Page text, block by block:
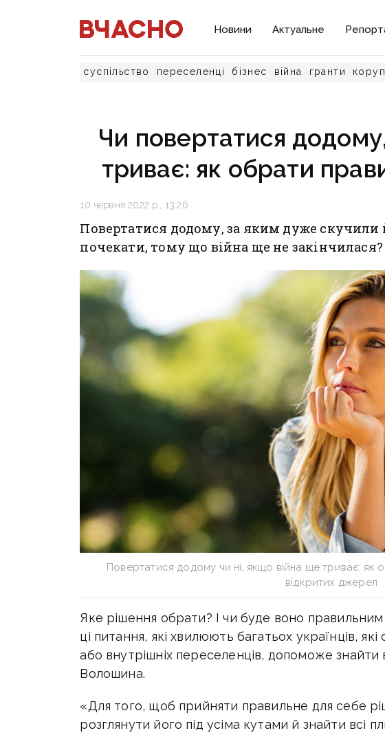
Новини Актуальне
суспільство переселенці бізнес війна гранти
Чи повертатися
триває: як обрати
10 червня 2022 р., 13:26
Повертатися додому, за яким дуже скучили
почекати, тому що війна ще не закінчилася?
Повертатися додому чи ні, якщо війна ще триває: як
відкритих джерел
Яке рішення обрати? І чи буде воно
ці питання, які хвилюють багатьох українців,
або внутрішніх переселенців, допоможе знайти
Волошина.
«Для того, щоб прийняти правильне для себе
розглянути його під усіма кутами й знайти всі